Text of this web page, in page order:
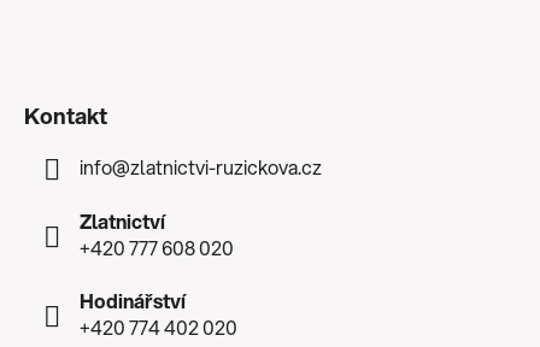
Kontakt
info@zlatnictvi-ruzickova.cz
Zlatnictví
+420 777 608 020
Hodinářství
+420 774 402 020